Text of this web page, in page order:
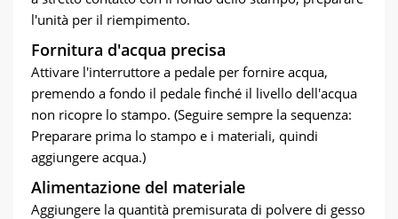
l'unità per il riempimento.
Fornitura d'acqua precisa
Attivare l'interruttore a pedale per fornire acqua,
premendo a fondo il pedale finché il livello dell'acqua
non ricopre lo stampo. (Seguire sempre la sequenza:
Preparare prima lo stampo e i materiali, quindi
aggiungere acqua.)
Alimentazione del materiale
Aggiungere la quantità premisurata di polvere di gesso